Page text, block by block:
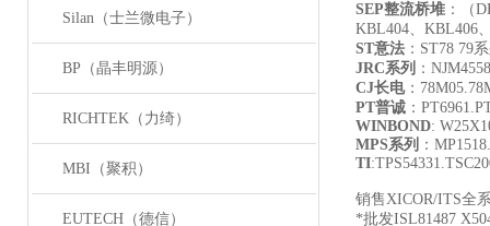
Silan（士兰微电子）
BP（晶丰明源）
RICHTEK（力绮）
MBI（聚积）
EUTECH（德信）
SEP整流桥堆 ：（
KBL404、KBL406
ST意法 ：ST78 79
JRC系列 ：
CJ长电：
PT普诚 ：
WINBOND:
MPS系列 ：
TI
销售XICOR/ITS全
*批发ISL81487